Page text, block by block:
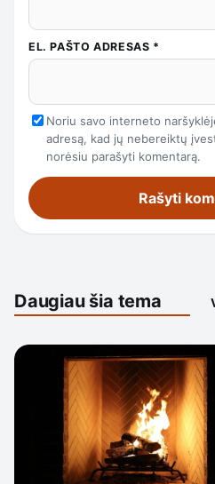
EL. PAŠTO ADRESAS *
Noriu savo interneto
adresą, kad jų nebereiktų
norėsiu parašyti komentarą.
Daugiau šia tema